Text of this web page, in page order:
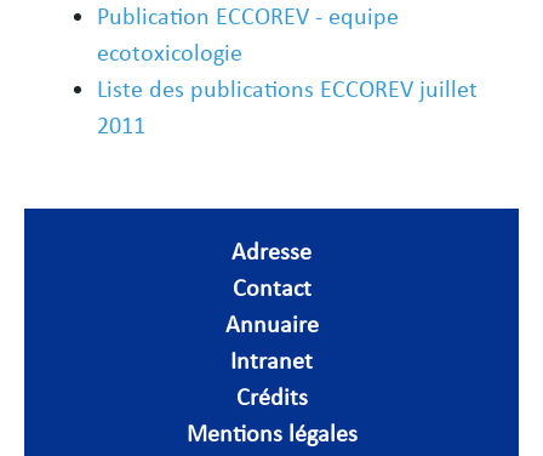
Publication ECCOREV - equipe
ecotoxicologie
Liste des publications ECCOREV juillet
2011
Adresse
Contact
Annuaire
Intranet
Crédits
Mentions légales